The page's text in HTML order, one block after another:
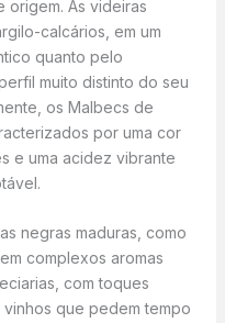
origem. As videiras
calcários, em um
quanto pelo
muito distinto do seu
os Malbecs de
por uma cor
e uma acidez vibrante
negras maduras, como
complexos aromas
com toques
que pedem tempo